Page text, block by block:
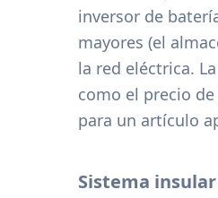
inversor de
mayores (el
la red eléctrica.
como el precio
para un artículo
Sistema